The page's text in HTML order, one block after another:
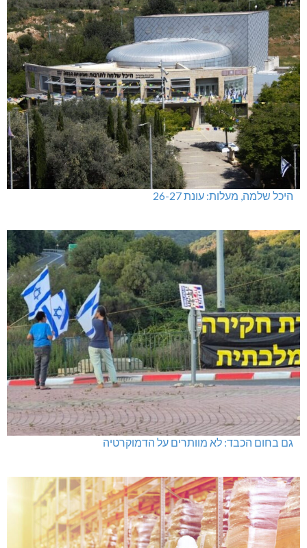
היכל שלמה, מעלות: עונת 26-27
גם בחום הכבד: לא מוותרים על הדמוקרטיה